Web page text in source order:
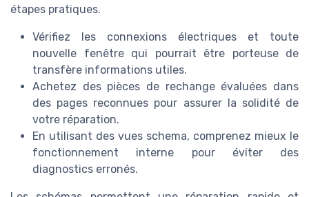
étapes pratiques.
Vérifiez les connexions électriques et toute
nouvelle fenêtre qui pourrait être porteuse de
transfère informations utiles.
Achetez des pièces de rechange évaluées dans
des pages reconnues pour assurer la solidité de
votre réparation.
En utilisant des vues schema, comprenez mieux le
fonctionnement interne pour éviter des
diagnostics erronés.